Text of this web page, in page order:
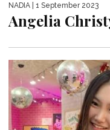
NADIA | 1 September 2023
Angelia